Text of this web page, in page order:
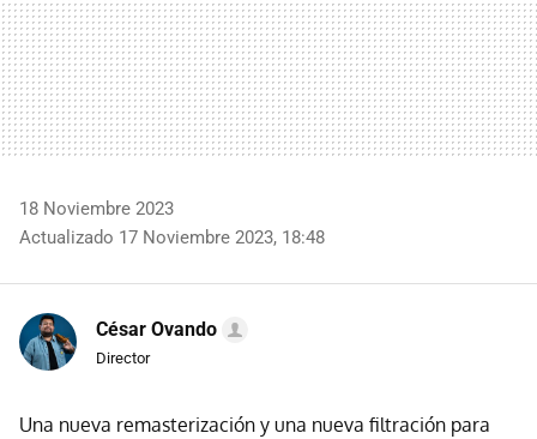
18 Noviembre 2023
Actualizado 17 Noviembre 2023, 18:48
César Ovando
Director
Una nueva remasterización y una nueva filtración para